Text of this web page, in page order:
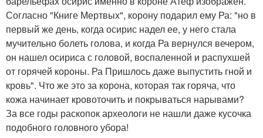
Согласно "Книге Мертвых", корону подарил ему Ра: "но в
первый же день, когда осирис надел ее, у него стала
мучительно болеть голова, и когда Ра вернулся вечером,
он нашел осириса с головой, воспаленной и распухшей
от горячей короны. Ра Пришлось даже выпустить гной и
кровь". Что же это за корона, которая так горяча, что
кожа начинает кровоточить и покрываться нарывами?
За все годы раскопок археологи не нашли даже кусочка
подобного головного убора!